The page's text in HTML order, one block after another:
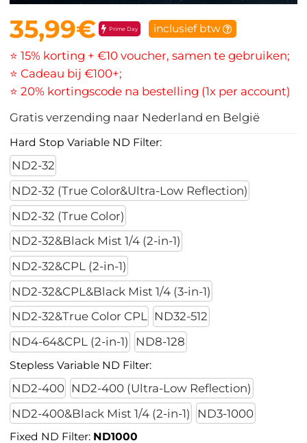
35,99€ Prime Day inclusief btw
⭐ 15% korting + €10 voucher, samen te gebruiken;
⭐ Cadeau bij €100+;
⭐ 20% kortingscode na bestelling (1x per account)
Gratis verzending naar Nederland en België
Hard Stop Variable ND Filter:
ND2-32
ND2-32 (True Color&Ultra-Low Reflection)
ND2-32 (True Color)
ND2-32&Black Mist 1/4 (2-in-1)
ND2-32&CPL (2-in-1)
ND2-32&CPL&Black Mist 1/4 (3-in-1)
ND2-32&True Color CPL
ND32-512
ND4-64&CPL (2-in-1)
ND8-128
Stepless Variable ND Filter:
ND2-400
ND2-400 (Ultra-Low Reflection)
ND2-400&Black Mist 1/4 (2-in-1)
ND3-1000
Fixed ND Filter: ND1000